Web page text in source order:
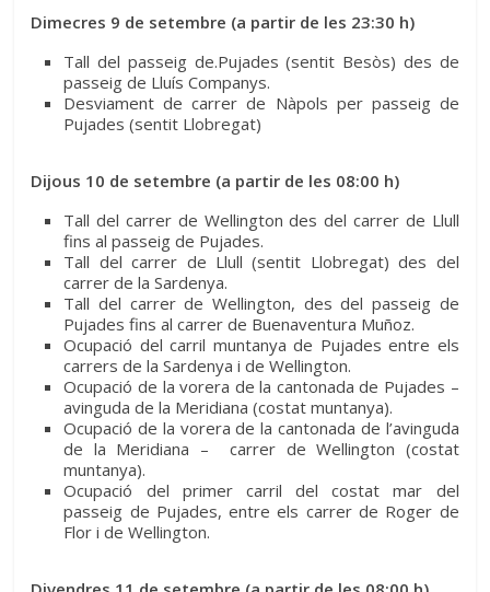
Dimecres 9 de setembre (a partir de les 23:30 h)
Tall del passeig de.Pujades (sentit Besòs) des de
passeig de Lluís Companys.
Desviament de carrer de Nàpols per passeig de
Pujades (sentit Llobregat)
Dijous 10 de setembre (a partir de les 08:00 h)
Tall del carrer de Wellington des del carrer de Llull
fins al passeig de Pujades.
Tall del carrer de Llull (sentit Llobregat) des del
carrer de la Sardenya.
Tall del carrer de Wellington, des del passeig de
Pujades fins al carrer de Buenaventura Muñoz.
Ocupació del carril muntanya de Pujades entre els
carrers de la Sardenya i de Wellington.
Ocupació de la vorera de la cantonada de Pujades –
avinguda de la Meridiana (costat muntanya).
Ocupació de la vorera de la cantonada de l’avinguda
de la Meridiana – carrer de Wellington (costat
muntanya).
Ocupació del primer carril del costat mar del
passeig de Pujades, entre els carrer de Roger de
Flor i de Wellington.